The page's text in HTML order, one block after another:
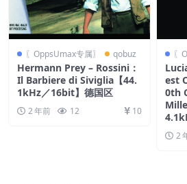
〖OppsUmax专属〗 qobuz
Hermann Prey – Rossini：
Il Barbiere di Siviglia【44.
1kHz／16bit】德国区
2 年前 12 10
〖
est
0th
2